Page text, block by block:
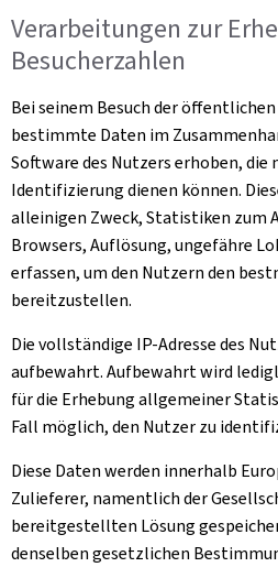
Verarbeitungen zur
Besucherzahlen
Bei seinem Besuch der
bestimmte Daten im
Software des Nutzers erhoben, die
Identifizierung dienen können.
alleinigen Zweck, Statistiken zum
Browsers, Auflösung, ungefähre
erfassen, um den Nutzern den
bereitzustellen.
Die vollständige IP-Adresse des
aufbewahrt. Aufbewahrt wird
für die Erhebung allgemeiner
Fall möglich, den Nutzer zu
Diese Daten werden innerhalb
Zulieferer, namentlich der
bereitgestellten Lösung
denselben gesetzlichen